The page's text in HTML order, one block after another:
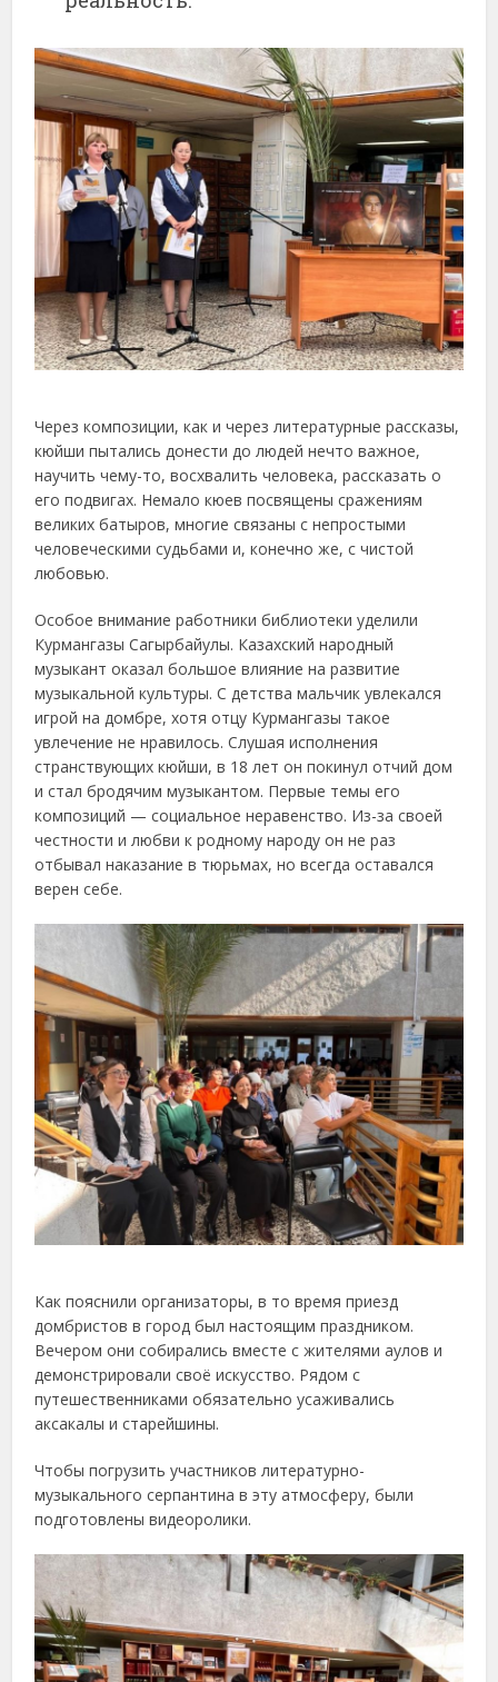
Через композиции, как и через литературные рассказы,
кюйши пытались донести до людей нечто важное,
научить чему-то, восхвалить человека, рассказать о
его подвигах. Немало кюев посвящены сражениям
великих батыров, многие связаны с непростыми
человеческими судьбами и, конечно же, с чистой
любовью.
Особое внимание работники библиотеки уделили
Курмангазы Сагырбайулы. Казахский народный
музыкант оказал большое влияние на развитие
музыкальной культуры. С детства мальчик увлекался
игрой на домбре, хотя отцу Курмангазы такое
увлечение не нравилось. Слушая исполнения
странствующих кюйши, в 18 лет он покинул отчий дом
и стал бродячим музыкантом. Первые темы его
композиций — социальное неравенство. Из-за своей
честности и любви к родному народу он не раз
отбывал наказание в тюрьмах, но всегда оставался
верен себе.
Как пояснили организаторы, в то время приезд
домбристов в город был настоящим праздником.
Вечером они собирались вместе с жителями аулов и
демонстрировали своё искусство. Рядом с
путешественниками обязательно усаживались
аксакалы и старейшины.
Чтобы погрузить участников литературно-
музыкального серпантина в эту атмосферу, были
подготовлены видеоролики.